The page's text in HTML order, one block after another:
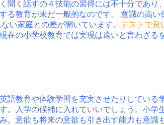
く話すの４技能の習得には不十分であ
教育が未だ一般的なのです。 意識の高
い家庭との差が開いています。 テストで良
現在の小学校教育では実現は遠いと言わざ
教育や体験学習を充実させたりしてい
入学の候補に入れていいでしょう。小
意欲も将来の意欲も引き出す能力も意